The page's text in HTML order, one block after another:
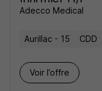
Adecco Medical
Aurillac - 15 CDD
Voir l’offre